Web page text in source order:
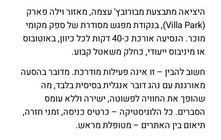
היציאה מתבצעת מבורובץ' עצמה, מאזור וילה פארק
(Villa Park), בנקודת מפגש מסודרת של ספק מקומי
מוכר. הנסיעה אורכת כ-40 דקות לכל כיוון, באוטובוס
או מיניבוס ייעודי, כחלק משאטל קבוע.
חשוב להבין – זו אינה פעילות מודרכת. מדובר בהסעה
מאורגנת עם נהג דובר אנגלית בסיסית בלבד, מה
שהופך את החוויה לפשוטה, ישירה וללא עומס
הסברים. כל הלוגיסטיקה – כרטיס כניסה, זמני חזרה,
תיאום בין האתרים – מטופלת מראש.